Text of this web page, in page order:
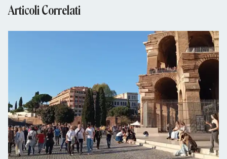
Articoli Correlati